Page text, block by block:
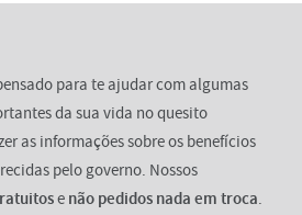
para te ajudar com algumas
da sua vida no quesito
as informações sobre os benefícios
pelo governo. Nossos
e não pedidos nada em troca.